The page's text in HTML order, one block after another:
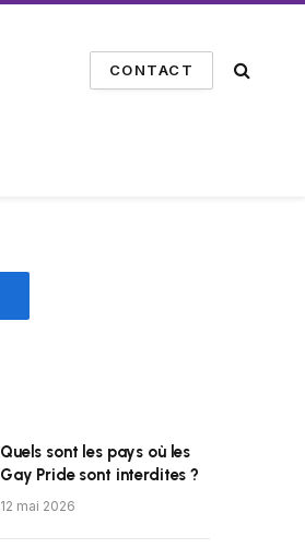
CONTACT
Quels sont les pays où les
Gay Pride sont interdites ?
12 mai 2026